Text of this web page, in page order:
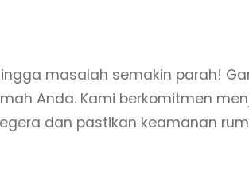
masalah semakin parah!
Anda. Kami berkomitmen
dan pastikan keamanan